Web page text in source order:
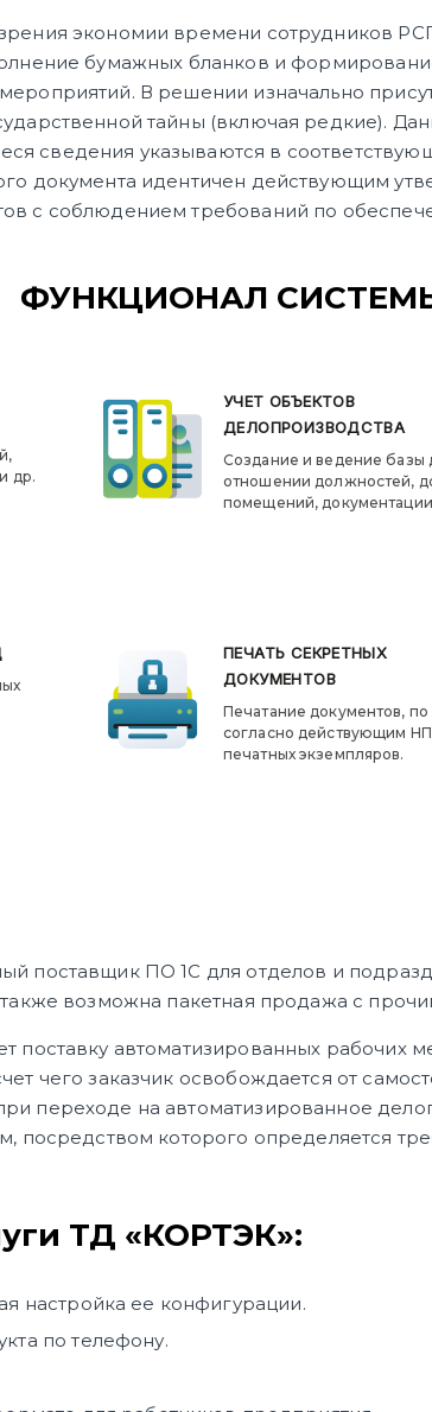
экономии времени сотрудников
бумажных бланков и
В решении изначально
тайны (включая редкие).
сведения указываются в
документа идентичен действующим
с соблюдением требований по
ФУНКЦИОНАЛ
др.
УЧЕТ ОБЪЕКТОВ
ДЕЛОПРОИЗВОДСТВА
Создание и ведение базы
отношении должностей,
помещений,
ПЕЧАТЬ СЕКРЕТНЫХ
ДОКУМЕНТОВ
Печатание документов,
согласно действующим
печатных экземпляров.
поставщик ПО 1С для отделов и
возможна пакетная продажа с
поставку автоматизированных рабочих
чего заказчик освобождается от
переходе на автоматизированное
посредством которого определяется
ТД «КОРТЭК»:
настройка ее конфигурации.
по телефону.